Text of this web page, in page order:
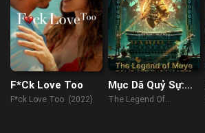
F*Ck Love Too
F*ck Love Too (2022)
Mục Dã Quỷ Sự:
Quan Sơn Thái
The Legend Of